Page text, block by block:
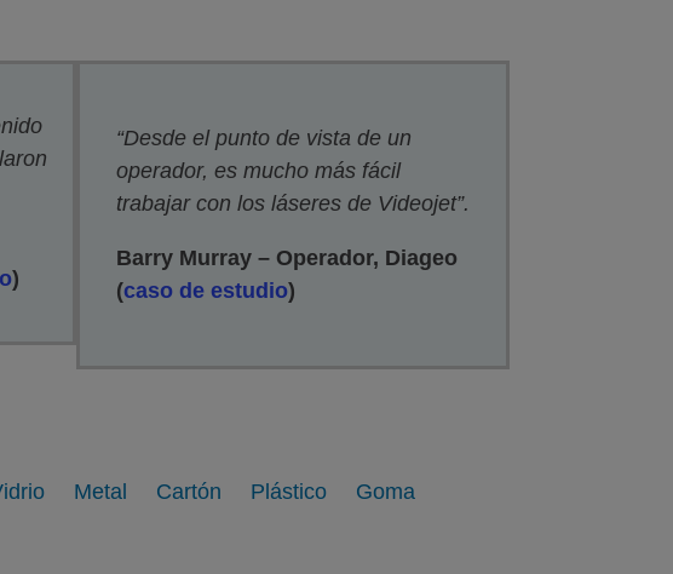
)
“Desde el punto de vista de un
operador, es mucho más fácil
trabajar con los láseres de Videojet”.
Barry Murray – Operador, Diageo
(caso de estudio)
Metal Cartón Plástico
Goma